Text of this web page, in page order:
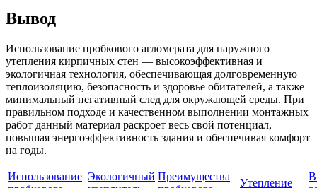
Вывод
Использование пробкового агломерата для наружного
утепления кирпичных стен — высокоэффективная и
экологичная технология, обеспечивающая долговременную
теплоизоляцию, безопасность и здоровье обитателей, а также
минимальный негативный след для окружающей среды. При
правильном подходе и качественном выполнении монтажных
работ данный материал раскроет весь свой потенциал,
повышая энергоэффективность здания и обеспечивая комфорт
на годы.
Использование Экологичный Преимущества
Утепление